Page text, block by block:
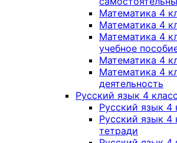
Математика 4
Математика 4
Математика 4
учебное
Математика 4
Математика 4
деятельность
Русский язык 4 класс
Русский язык 4
Русский язык 4
тетради